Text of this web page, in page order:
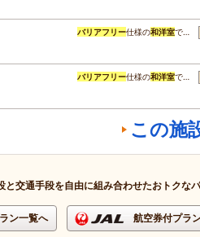
バリアフリー仕様の和洋室で…
バリアフリー仕様の和洋室で…
この施
と交通手段を自由に組み合わせたおトクな
ン一覧へ 航空券付プラ